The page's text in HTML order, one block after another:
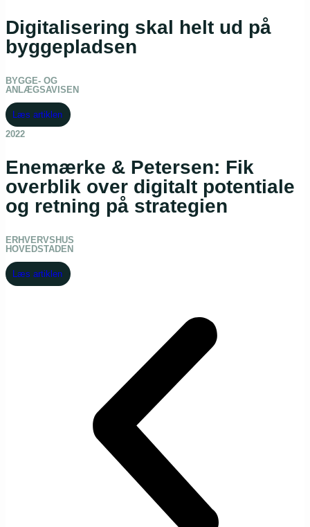
Digitalisering skal helt ud på
byggepladsen
BYGGE- OG
ANLÆGSAVISEN
Læs artiklen
2022
Enemærke & Petersen: Fik
overblik over digitalt potentiale
og retning på strategien
ERHVERVSHUS
HOVEDSTADEN
Læs artiklen